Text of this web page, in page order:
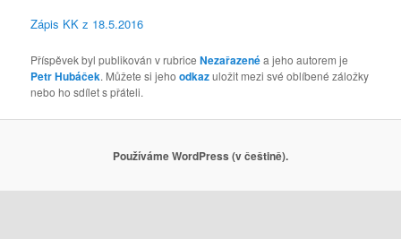
Zápis KK z 18.5.2016
Příspěvek byl publikován v rubriceNezařazenéa jeho autorem je
Petr Hubáček. Můžete si jehoodkazuložit mezi své oblíbené záložky
nebo ho sdílet s přáteli.
Používáme WordPress (v češtině).